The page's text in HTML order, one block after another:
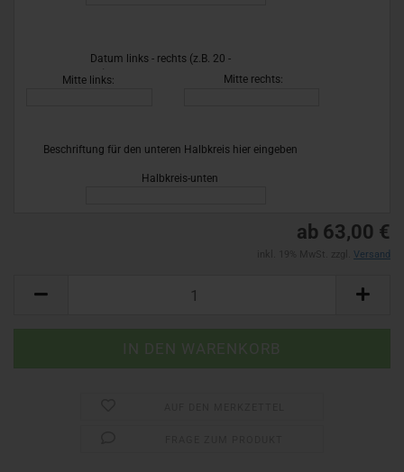
Datum links - rechts (z.B. 20 -
26)
Halbkreis-unten
Beschriftung für den unteren Halbkreis hier eingeben
Mitte links: Mitte rechts:
ab 63,00 €
Versand